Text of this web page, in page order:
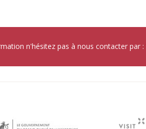
n'hésitez pas à nous contacter par :